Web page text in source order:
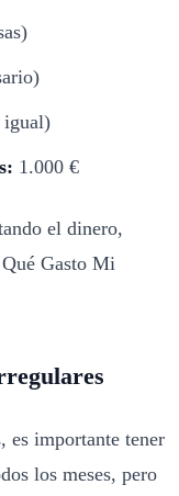
igual)
1.000 €
el dinero,
Gasto Mi
es importante tener
los meses, pero